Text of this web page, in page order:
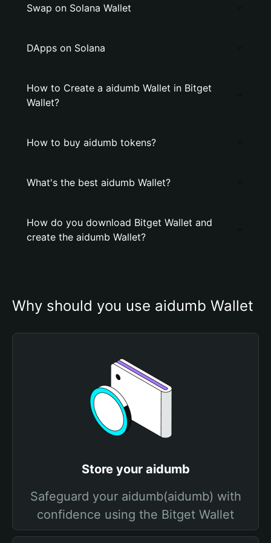
Swap on Solana Wallet
DApps on Solana
How to Create a aidumb Wallet in Bitget
Wallet?
How to buy aidumb tokens?
What's the best aidumb Wallet?
How do you download Bitget Wallet and
create the aidumb Wallet?
Why should you use aidumb Wallet
Store your aidumb
Safeguard your aidumb(aidumb) with
confidence using the Bitget Wallet